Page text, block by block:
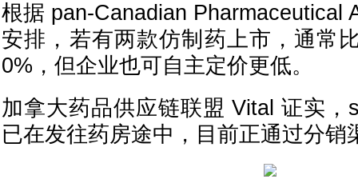
根据 pan-Canadian Pharmaceutical
安排，若有两款仿制药上市，通常
0%，但企业也可自主定价更低。
加拿大药品供应链联盟 Vital 证实，
已在发往药房途中，目前正通过分销